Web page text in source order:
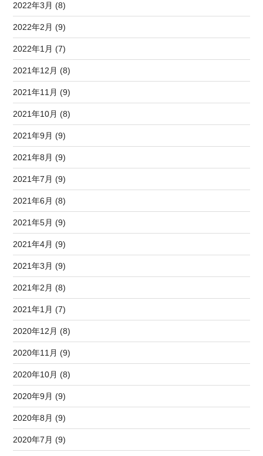
2022年3月 (8)
2022年2月 (9)
2022年1月 (7)
2021年12月 (8)
2021年11月 (9)
2021年10月 (8)
2021年9月 (9)
2021年8月 (9)
2021年7月 (9)
2021年6月 (8)
2021年5月 (9)
2021年4月 (9)
2021年3月 (9)
2021年2月 (8)
2021年1月 (7)
2020年12月 (8)
2020年11月 (9)
2020年10月 (8)
2020年9月 (9)
2020年8月 (9)
2020年7月 (9)